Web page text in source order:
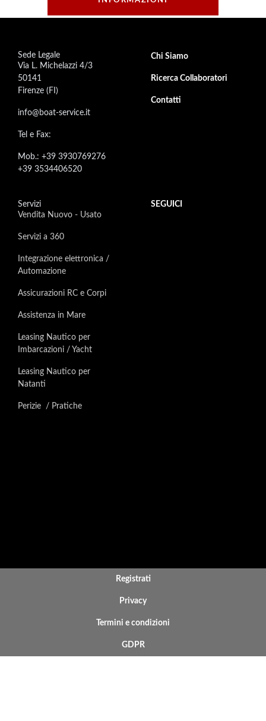
Sede Legale
Via L. Michelazzi 4/3
50141
Firenze (FI)
info@boat-service.it
Tel e Fax:
Mob.: +39 3930769276
+39 3534406520
Footer secondary menu
Chi Siamo
Ricerca Collaboratori
Contatti
Servizi
Vendita Nuovo - Usato
Servizi a 360
Integrazione elettronica /
Automazione
Assicurazioni RC e Corpi
Assistenza in Mare
Leasing Nautico per
Imbarcazioni / Yacht
Leasing Nautico per
Natanti
Perizie / Pratiche
SEGUICI
BOTTOM FOOTER MENU
Registrati
Privacy
Termini e condizioni
GDPR